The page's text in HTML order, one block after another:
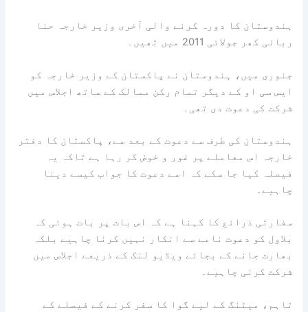
ہندوستان کا دورہ کرنے والی آخری وزیر خارجہ حنا
ربانی کھر جولائی 2011 میں تھیں۔
جنوری میں، ہندوستان نے پاکستان کے وزیر خارجہ کو
ایس سی او کے دیگر تمام رکن ممالک کے ساتھ اجلاس میں
شرکت کی دعوت دی تھی۔
ہندوستان کی طرف سے دعوت کے بعد سے، پاکستان کا دفتر
خارجہ اس معاملے پر غور و خوض کر رہا ہے تاکہ یہ
فیصلہ کیا جا سکے کہ اسے دعوت کا جواب کیسے دینا
چاہیے۔
سفارتی ذرائع کا کہنا ہے کہ اس بات پر بات ہوئی کہ
بلاول کو دعوت نامے سے انکار نہیں کرنا چاہیے بلکہ
بھارت جانے کے بجائے ویڈیو لنک کے ذریعے اجلاس میں
شرکت کرنی چاہیے۔
تاہم، میٹنگ کے لیے گوا کا سفر کرنے کے فیصلے کے